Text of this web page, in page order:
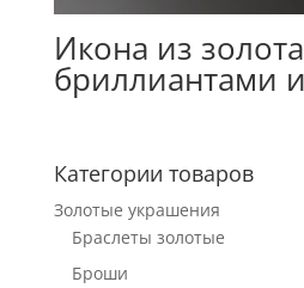
Икона из
бриллиантами
Категории товаров
Золотые украшения
Браслеты золотые
Броши